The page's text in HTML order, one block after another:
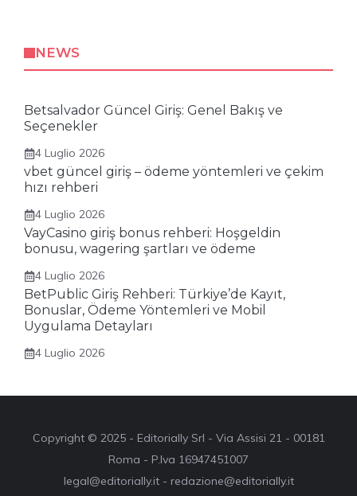
NEWS
Betsalvador Güncel Giriş: Genel Bakış ve
Seçenekler
4 Luglio 2026
vbet güncel giriş – ödeme yöntemleri ve çekim
hızı rehberi
4 Luglio 2026
VayCasino giriş bonus rehberi: Hoşgeldin
bonusu, wagering şartları ve ödeme
4 Luglio 2026
BetPublic Giriş Rehberi: Türkiye’de Kayıt,
Bonuslar, Ödeme Yöntemleri ve Mobil
Uygulama Detayları
4 Luglio 2026
Copyright © 2025 - Editorially Srl - Via Assisi 21 - 00181
Roma - P.Iva 16947451007
legal@editorially.it - redazione@editorially.it